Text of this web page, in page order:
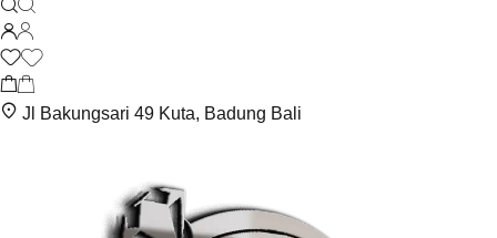
Jl Bakungsari 49 Kuta, Badung Bali